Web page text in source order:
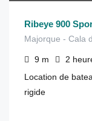
Ribeye 900
Majorque - Cala
9 m 2
Location de
rigide